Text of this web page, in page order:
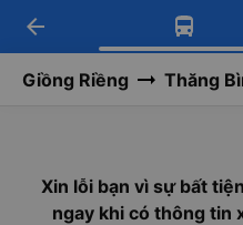
Tải app
Nhận ưu đãi
Tải app
-30k/ghế khi
arrow_back
Giồng Riềng Thăng
Xin lỗi bạn vì sự bất
ngay khi có thông tin